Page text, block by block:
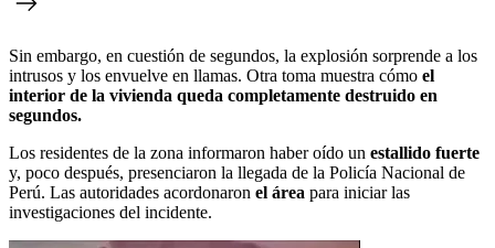
Sin embargo, en cuestión de segundos, la explosión sorprende a los
intrusos y los envuelve en llamas. Otra toma muestra cómo el
interior de la vivienda queda completamente destruido en
segundos.
Los residentes de la zona informaron haber oído un estallido fuerte
y, poco después, presenciaron la llegada de la Policía Nacional de
Perú. Las autoridades acordonaron el área para iniciar las
investigaciones del incidente.